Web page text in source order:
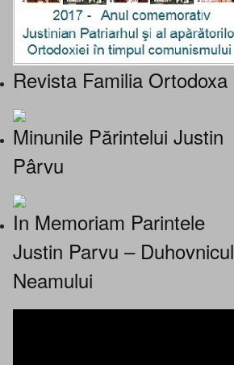
Revista Familia Ortodoxa
Minunile Părintelui Justin
Pârvu
In Memoriam Parintele
Justin Parvu – Duhovnicul
Neamului